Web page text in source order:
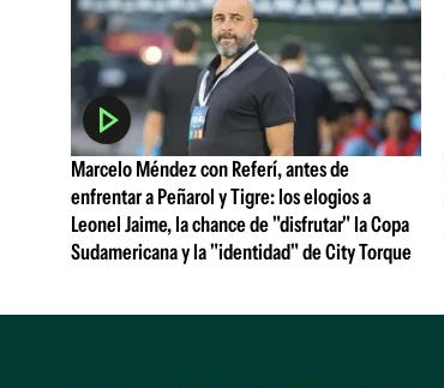
Marcelo Méndez con Referí, antes de
enfrentar a Peñarol y Tigre: los elogios a
Leonel Jaime, la chance de "disfrutar" la Copa
Sudamericana y la "identidad" de City Torque